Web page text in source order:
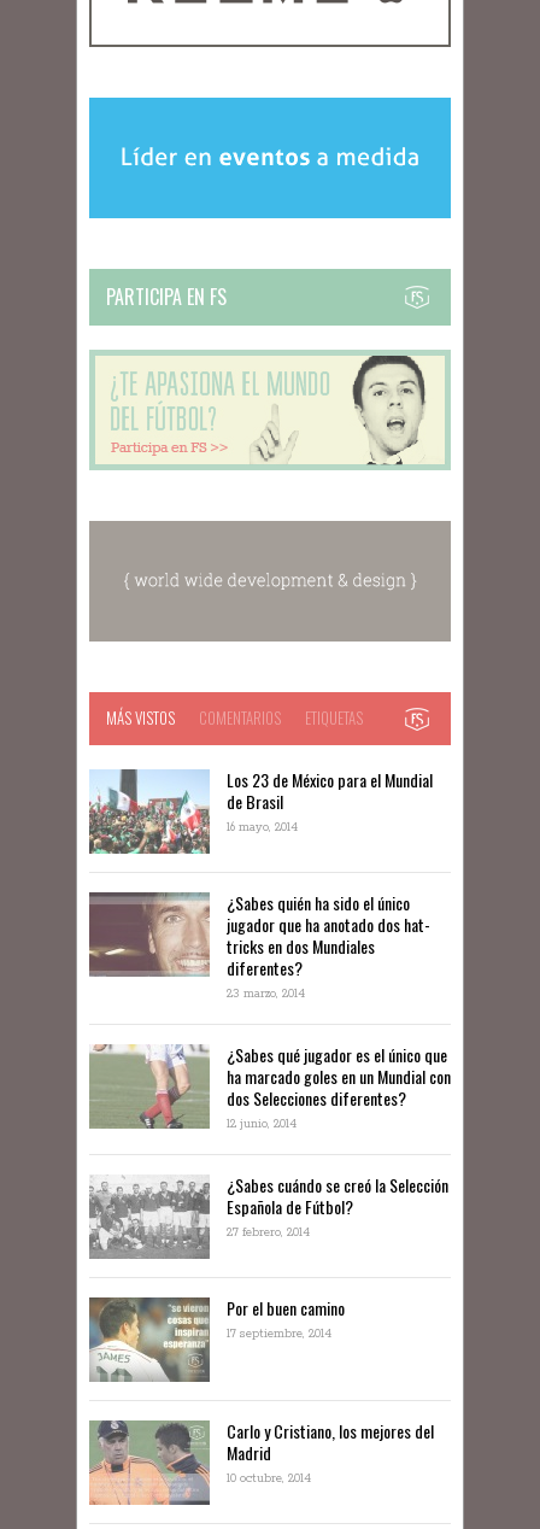
PARTICIPA EN FS
MÁS VISTOS COMENTARIOS ETIQUETAS
Los 23 de México para el Mundial
de Brasil
16 mayo, 2014
¿Sabes quién ha sido el único
jugador que ha anotado dos hat-
tricks en dos Mundiales
diferentes?
23 marzo, 2014
¿Sabes qué jugador es el único que
ha marcado goles en un Mundial con
dos Selecciones diferentes?
12 junio, 2014
¿Sabes cuándo se creó la Selección
Española de Fútbol?
27 febrero, 2014
Por el buen camino
17 septiembre, 2014
Carlo y Cristiano, los mejores del
Madrid
10 octubre, 2014